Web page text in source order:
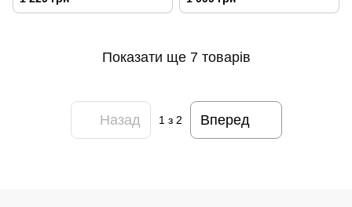
Показати ще 7 товарів
Назад 1з 2 Вперед